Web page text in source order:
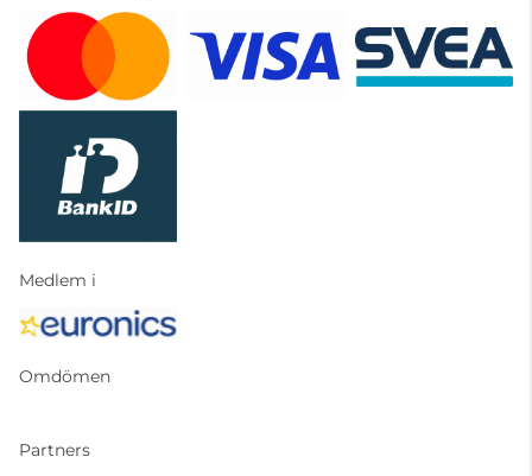
Medlem i
Omdömen
Partners